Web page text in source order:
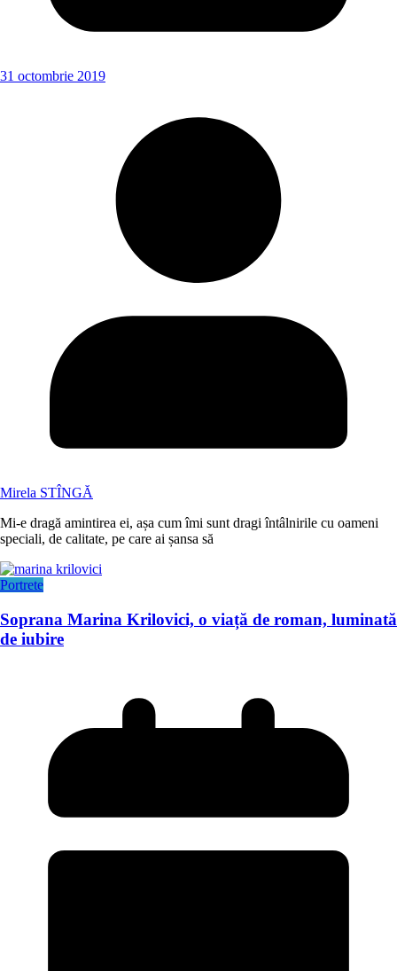
31 octombrie 2019
Mirela STÎNGĂ
Mi-e dragă amintirea ei, așa cum îmi sunt dragi întâlnirile cu oameni
speciali, de calitate, pe care ai șansa să
Portrete
Soprana Marina Krilovici, o viață de roman, luminată
de iubire